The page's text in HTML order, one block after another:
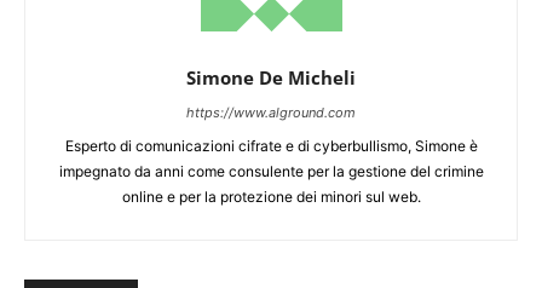
Simone De Micheli
https://www.alground.com
Esperto di comunicazioni cifrate e di cyberbullismo, Simone è
impegnato da anni come consulente per la gestione del crimine
online e per la protezione dei minori sul web.